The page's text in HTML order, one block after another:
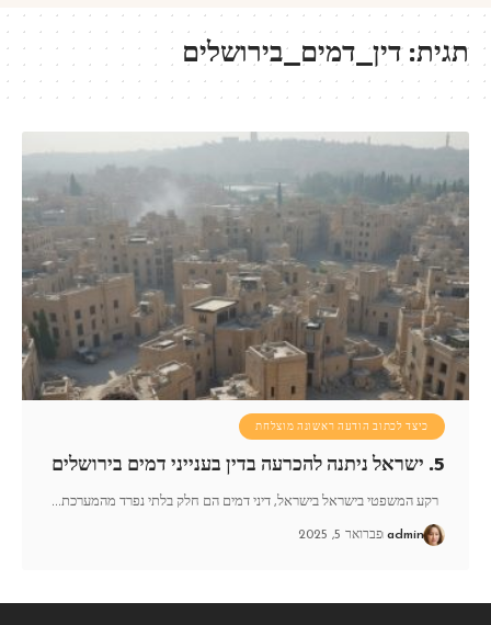
תגית:דין_דמים_בירושלים
כיצד לכתוב הודעה ראשונה מוצלחת
5. ישראל ניתנה להכרעה בדין בענייני דמים בירושלים
רקע המשפטי בישראל בישראל, דיני דמים הם חלק בלתי נפרד מהמערכת…
admin פברואר 5, 2025